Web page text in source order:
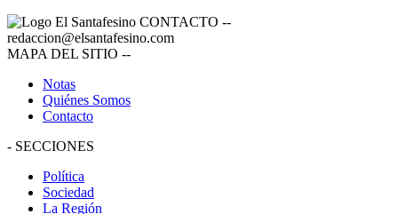
CONTACTO --
redaccion@elsantafesino.com
MAPA DEL SITIO --
Notas
Quiénes Somos
Contacto
- SECCIONES
Política
Sociedad
La Región